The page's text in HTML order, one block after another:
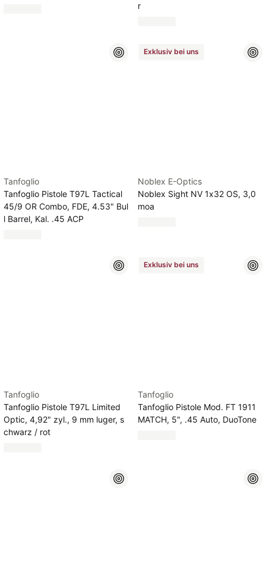
r
Tanfoglio
Tanfoglio Pistole T97L Tactical
45/9 OR Combo, FDE, 4.53" Bul
l Barrel, Kal. .45 ACP
Exklusiv bei uns
Noblex E-Optics
Noblex Sight NV 1x32 OS, 3,0
moa
Tanfoglio
Tanfoglio Pistole T97L Limited
Optic, 4,92" zyl., 9 mm luger, s
chwarz / rot
Exklusiv bei uns
Tanfoglio
Tanfoglio Pistole Mod. FT 1911
MATCH, 5", .45 Auto, DuoTone